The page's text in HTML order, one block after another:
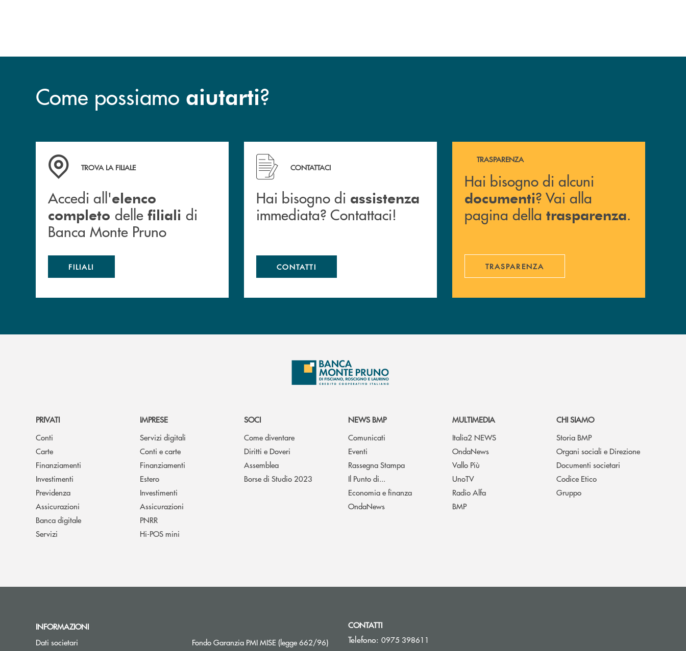
Come possiamo aiutarti?
Accedi all' elenco completo&nbsp; delle&nbsp; filiali&nbsp; di Banca Monte Pruno
TROVA LA FILIALE
Accedi all'elenco
completo delle filiali di
Banca Monte Pruno
FILIALI
Hai bisogno di assistenza immediata? Contattaci!
CONTATTACI
Hai bisogno di assistenza
immediata? Contattaci!
CONTATTI
Hai bisogno di alcuni documenti ? Vai alla pagina della
TRASPARENZA
Hai bisogno di alcuni
documenti? Vai alla
pagina della trasparenza.
TRASPARENZA
PRIVATI
Conti
Carte
Finanziamenti
Investimenti
Previdenza
Assicurazioni
Banca digitale
Servizi
IMPRESE
Servizi digitali
Conti e carte
Finanziamenti
Estero
Investimenti
Assicurazioni
PNRR
Hi-POS mini
SOCI
Come diventare
Diritti e Doveri
Assemblea
Borse di Studio 2023
NEWS BMP
Comunicati
Eventi
Rassegna Stampa
Il Punto di...
Economia e finanza
OndaNews
MULTIMEDIA
Italia2 NEWS
OndaNews
Vallo Più
UnoTV
Radio Alfa
BMP
CHI SIAMO
Storia BMP
Organi sociali e Direzione
Documenti societari
Codice Etico
Gruppo
INFORMAZIONI
Dati societari
Fondo Garanzia PMI MISE (legge 662/96)Apre una nuova finestra
CONTATTI
Telefono: 0975 398611